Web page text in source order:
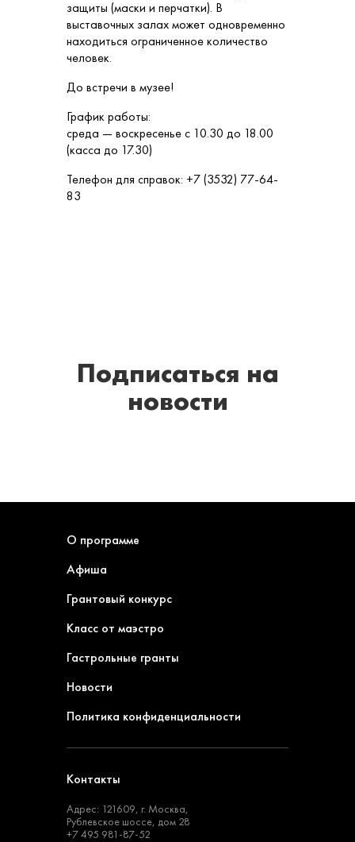
защиты (маски и перчатки). В
выставочных залах может одновременно
находиться ограниченное количество
человек.
До встречи в музее!
График работы:
среда — воскресенье с 10.30 до 18.00
(касса до 17.30)
Телефон для справок: +7 (3532) 77-64-
83
Подписаться на
новости
О программе
Афиша
Грантовый конкурс
Класс от маэстро
Гастрольные гранты
Новости
Политика конфиденциальности
Контакты
Адрес: 121609, г. Москва,
Рублевское шоссе, дом 28
+7 495 981-87-52